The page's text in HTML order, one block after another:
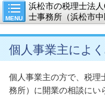
MENU
浜松市の税理士法
士事務所（浜松市中
個人事業主によ
個人事業主の方で、税理
務所）に開業の相談にい